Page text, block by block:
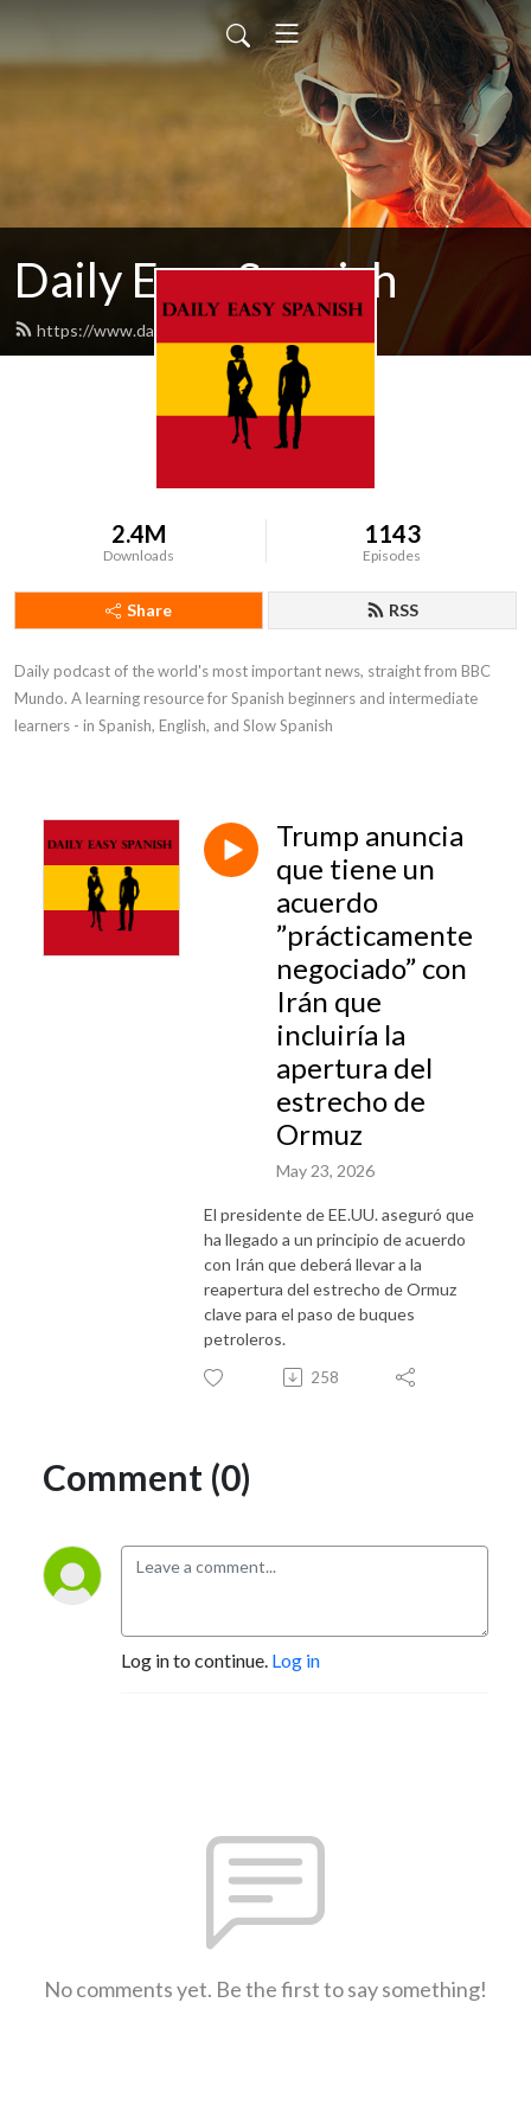
Daily Easy Spanish
https://www.dailyeasyspanish.com/feed.xml
2.4M
Downloads
1143
Episodes
Share RSS
Daily podcast of the world's most important news, straight from BBC
Mundo. A learning resource for Spanish beginners and intermediate
learners - in Spanish, English, and Slow Spanish
Trump anuncia
que tiene un
acuerdo
”prácticamente
negociado” con
Irán que
incluiría la
apertura del
estrecho de
Ormuz
May 23, 2026
El presidente de EE.UU. aseguró que
ha llegado a un principio de acuerdo
con Irán que deberá llevar a la
reapertura del estrecho de Ormuz
clave para el paso de buques
petroleros.
258
Comment (0)
Log in to continue. Log in
No comments yet. Be the first to say something!